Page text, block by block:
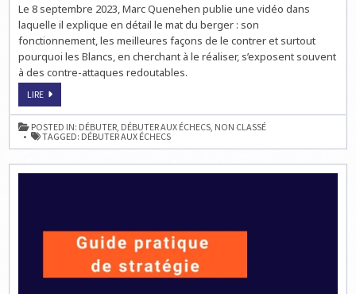
MAT
BERGER
Le 8 septembre 2023, Marc Quenehen publie une vidéo dans
laquelle il explique en détail le mat du berger : son
fonctionnement, les meilleures façons de le contrer et surtout
pourquoi les Blancs, en cherchant à le réaliser, s’exposent souvent
à des contre-attaques redoutables.
LIRELE
DU
BERGER
POSTED IN: DÉBUTER DÉBUTER AUX ÉCHECS NON CLASSÉ
TAGGED: DÉBUTER AUX ÉCHECS